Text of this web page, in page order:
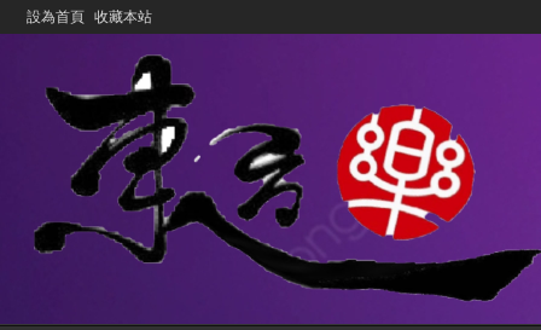
設為首頁 收藏本站